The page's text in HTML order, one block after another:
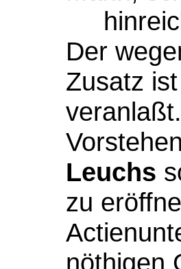
Der
Zusatz
veranlaßt.
Leuchs
zu
nöthigen